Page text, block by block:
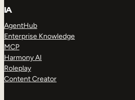
IA
AgentHub
Enterprise Knowledge
MCP
Harmony AI
Roleplay
Content Creator